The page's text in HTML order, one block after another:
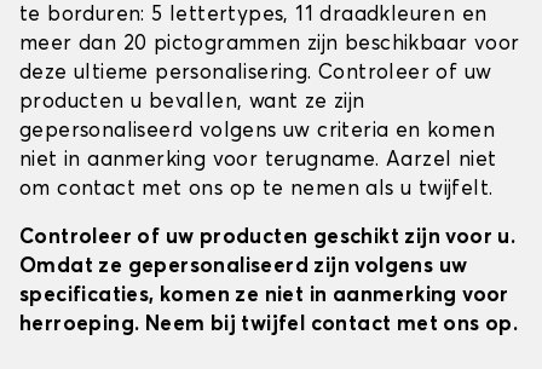
te borduren: 5 lettertypes, 11 draadkleuren en
meer dan 20 pictogrammen zijn beschikbaar voor
deze ultieme personalisering. Controleer of uw
producten u bevallen, want ze zijn
gepersonaliseerd volgens uw criteria en komen
niet in aanmerking voor terugname. Aarzel niet
om contact met ons op te nemen als u twijfelt.
Controleer of uw producten geschikt zijn voor u.
Omdat ze gepersonaliseerd zijn volgens uw
specificaties, komen ze niet in aanmerking voor
herroeping. Neem bij twijfel contact met ons op.